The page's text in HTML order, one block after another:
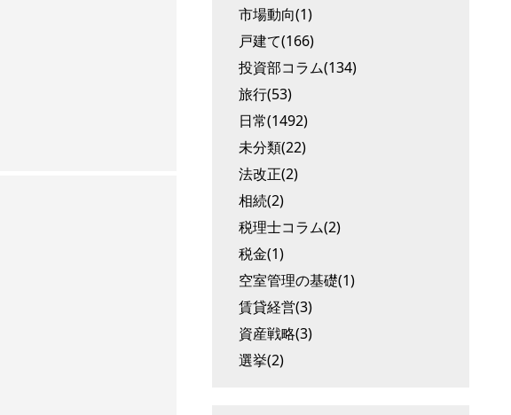
市場動向(1)
戸建て(166)
投資部コラム(134)
旅行(53)
日常(1492)
未分類(22)
法改正(2)
相続(2)
税理士コラム(2)
税金(1)
空室管理の基礎(1)
賃貸経営(3)
資産戦略(3)
選挙(2)